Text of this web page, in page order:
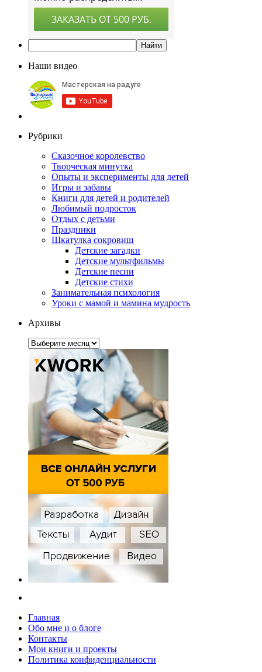
Наши видео
Рубрики
Сказочное королевство
Творческая минутка
Опыты и эксперименты для детей
Игры и забавы
Книги для детей и родителей
Любимый подросток
Отдых с детьми
Праздники
Шкатулка сокровищ
Детские загадки
Детские мультфильмы
Детские песни
Детские стихи
Занимательная психология
Уроки с мамой и мамина мудрость
Архивы
Архивы
Главная
Обо мне и о блоге
Контакты
Мои книги и проекты
Политика конфиденциальности